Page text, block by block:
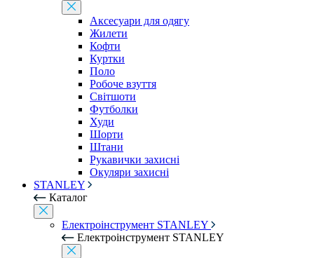
Аксесуари для одягу
Жилети
Кофти
Куртки
Поло
Робоче взуття
Світшоти
Футболки
Худи
Шорти
Штани
Рукавички захисні
Окуляри захисні
STANLEY
Каталог
Електроінструмент STANLEY
Електроінструмент STANLEY